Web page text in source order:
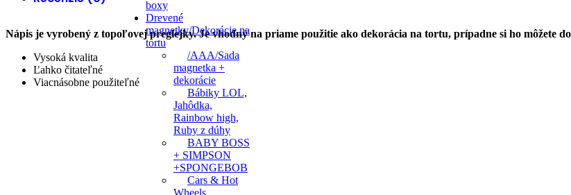
boxy
Drevené
magnetky/Dekorácie na
tortu
/AAA/Sada
magnetka +
dekorácie
Bábiky LOL,
Jahôdka,
Rainbow high,
Ruby z dúhy
BABY BOSS
+ SIMPSON
+SPONGEBOB
Cars & Hot
Wheels,
Nápis je vyrobený z topoľovej preglejky. Je vhodný na priame použitie ako dekorácia na tortu, prípadne si ho môžete
Vysoká kvalita
Ľahko čitateľné
Viacnásobne použiteľné